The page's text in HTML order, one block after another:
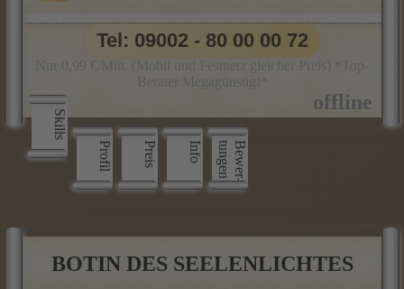
Skills
Profil
Preis Info B
e
w
e
r
­
t
u
n
g
e
n
Tel: 09002 - 80 00 00 72
BOTIN DES SEELENLICHTES